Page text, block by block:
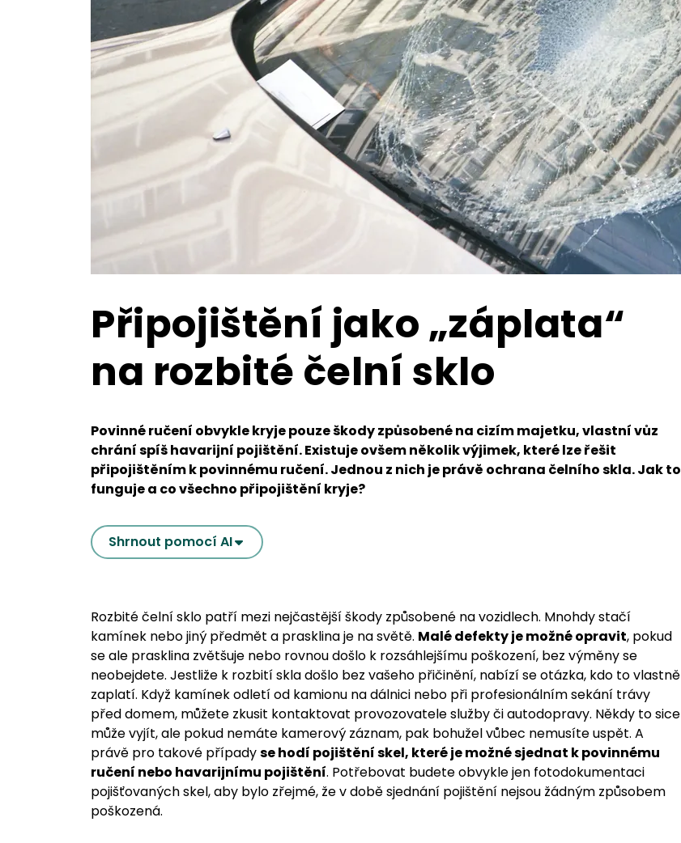
Připojištění jako „záplata“
na rozbité čelní sklo
Povinné ručení obvykle kryje pouze škody způsobené na cizím majetku, vlastní vůz
chrání spíš havarijní pojištění. Existuje ovšem několik výjimek, které lze řešit
připojištěním k povinnému ručení. Jednou z nich je právě ochrana čelního skla. Jak to
funguje a co všechno připojištění kryje?
Shrnout pomocí AI
Rozbité čelní sklo patří mezi nejčastější škody způsobené na vozidlech. Mnohdy stačí
kamínek nebo jiný předmět a prasklina je na světě. Malé defekty je možné opravit, pokud
se ale prasklina zvětšuje nebo rovnou došlo k rozsáhlejšímu poškození, bez výměny se
neobejdete. Jestliže k rozbití skla došlo bez vašeho přičinění, nabízí se otázka, kdo to vlastně
zaplatí. Když kamínek odletí od kamionu na dálnici nebo při profesionálním sekání trávy
před domem, můžete zkusit kontaktovat provozovatele služby či autodopravy. Někdy to sice
může vyjít, ale pokud nemáte kamerový záznam, pak bohužel vůbec nemusíte uspět. A
právě pro takové případyse hodí pojištění skel, které je možné sjednat k povinnému
ručení nebo havarijnímu pojištění. Potřebovat budete obvykle jen fotodokumentaci
pojišťovaných skel, aby bylo zřejmé, že v době sjednání pojištění nejsou žádným způsobem
poškozená.